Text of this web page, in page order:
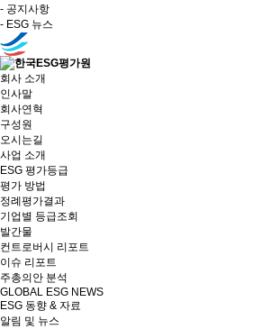
- 공지사항
- ESG 뉴스
회사 소개
인사말
회사연혁
구성원
오시는길
사업 소개
ESG 평가등급
평가 방법
정례평가결과
기업별 등급조회
발간물
컨트로버시 리포트
이슈 리포트
주총의안 분석
GLOBAL ESG NEWS
ESG 동향 & 자료
알림 및 뉴스